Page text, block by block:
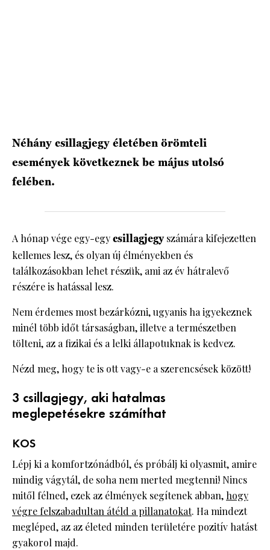
Néhány csillagjegy életében örömteli
események következnek be május utolsó
felében.
A hónap vége egy-egycsillagjegyszámára kifejezetten
kellemes lesz, és olyan új élményekben és
találkozásokban lehet részük, ami az év hátralevő
részére is hatással lesz.
Nem érdemes most bezárkózni, ugyanis ha igyekeznek
minél több időt társaságban, illetve a természetben
tölteni, az a fizikai és a lelki állapotuknak is kedvez.
Nézd meg, hogy te is ott vagy-e a szerencsések között!
3 csillagjegy, aki hatalmas
meglepetésekre számíthat
KOS
Lépj ki a komfortzónádból, és próbálj ki olyasmit, amire
mindig vágytál, de soha nem merted megtenni! Nincs
mitől félned, ezek az élmények segítenek abban, hogy
végre felszabadultan átéld a pillanatokat. Ha mindezt
megléped, az az életed minden területére pozitív hatást
gyakorol majd.